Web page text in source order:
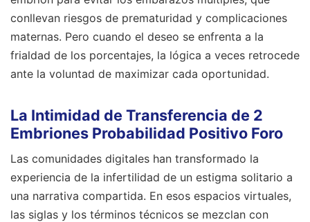
conllevan riesgos de prematuridad y complicaciones
maternas. Pero cuando el deseo se enfrenta a la
frialdad de los porcentajes, la lógica a veces retrocede
ante la voluntad de maximizar cada oportunidad.
La Intimidad de Transferencia de 2
Embriones Probabilidad Positivo Foro
Las comunidades digitales han transformado la
experiencia de la infertilidad de un estigma solitario a
una narrativa compartida. En esos espacios virtuales,
las siglas y los términos técnicos se mezclan con